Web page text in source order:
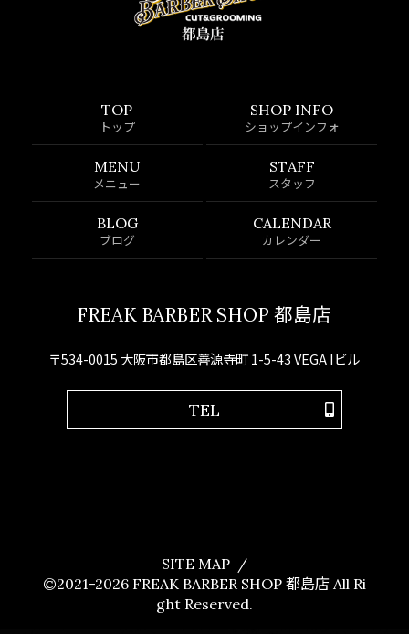
TOP
トップ
SHOP INFO
ショップインフォ
MENU
メニュー
STAFF
スタッフ
BLOG
ブログ
CALENDAR
カレンダー
FREAK BARBER SHOP 都島店
〒534-0015 大阪市都島区善源寺町 1-5-43 VEGA Iビル
TEL
SITE MAP
©2021-2026 FREAK BARBER SHOP 都島店All Ri
ght Reserved.